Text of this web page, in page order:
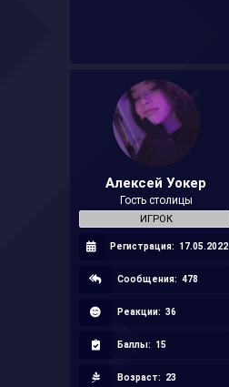
Алексей Уокер
Гость столицы
ИГРОК
Регистрация: 17.05.2022
Сообщения: 478
Реакции: 36
Баллы: 15
Возраст: 23